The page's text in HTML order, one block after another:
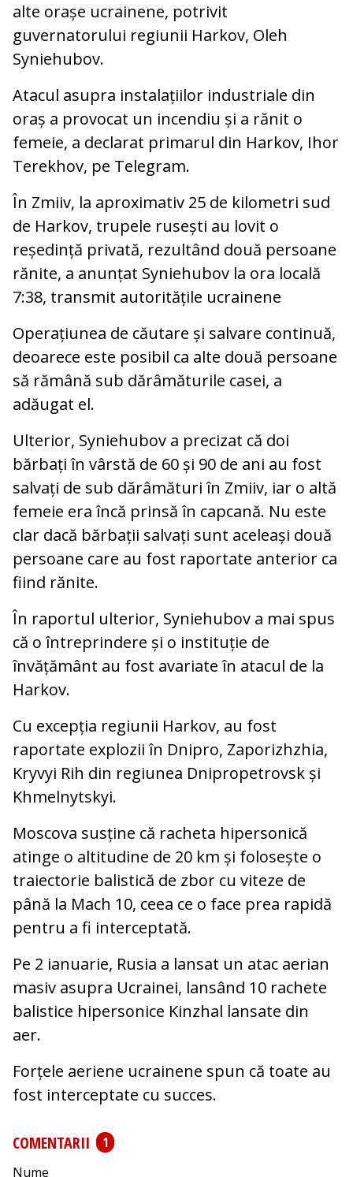
alte orașe ucrainene, potrivit
guvernatorului regiunii Harkov, Oleh
Syniehubov.
Atacul asupra instalațiilor industriale din
oraș a provocat un incendiu și a rănit o
femeie, a declarat primarul din Harkov, Ihor
Terekhov, pe Telegram.
În Zmiiv, la aproximativ 25 de kilometri sud
de Harkov, trupele rusești au lovit o
reședință privată, rezultând două persoane
rănite, a anunțat Syniehubov la ora locală
7:38, transmit autoritățile ucrainene
Operațiunea de căutare și salvare continuă,
deoarece este posibil ca alte două persoane
să rămână sub dărâmăturile casei, a
adăugat el.
Ulterior, Syniehubov a precizat că doi
bărbați în vârstă de 60 și 90 de ani au fost
salvați de sub dărâmături în Zmiiv, iar o altă
femeie era încă prinsă în capcană. Nu este
clar dacă bărbații salvați sunt aceleași două
persoane care au fost raportate anterior ca
fiind rănite.
În raportul ulterior, Syniehubov a mai spus
că o întreprindere și o instituție de
învățământ au fost avariate în atacul de la
Harkov.
Cu excepția regiunii Harkov, au fost
raportate explozii în Dnipro, Zaporizhzhia,
Kryvyi Rih din regiunea Dnipropetrovsk și
Khmelnytskyi.
Moscova susține că racheta hipersonică
atinge o altitudine de 20 km și folosește o
traiectorie balistică de zbor cu viteze de
până la Mach 10, ceea ce o face prea rapidă
pentru a fi interceptată.
Pe 2 ianuarie, Rusia a lansat un atac aerian
masiv asupra Ucrainei, lansând 10 rachete
balistice hipersonice Kinzhal lansate din
aer.
Forțele aeriene ucrainene spun că toate au
fost interceptate cu succes.
COMENTARII
1
Nume